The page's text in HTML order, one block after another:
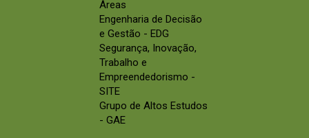
Áreas
Engenharia de Decisão
e Gestão - EDG
Segurança, Inovação,
Trabalho e
Empreendedorismo -
SITE
Grupo de Altos Estudos
- GAE